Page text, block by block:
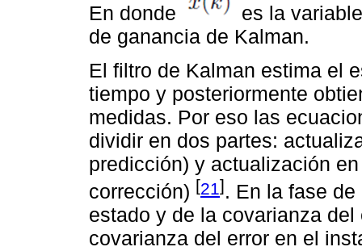
En donde
es la
de ganancia de Kalman.
El filtro de Kalman estima el
tiempo y posteriormente
medidas. Por eso las
dividir en dos partes:
predicción) y actualización
corrección) [21]. En la fase
estado y de la covarianza
covarianza del error en el